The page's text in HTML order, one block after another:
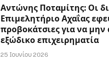
Αντώνης Ποταμίτης: Οι
Επιμελητήριο Αχαΐας
προβοκάτσιες για να
εξώδικο επιχειρηματία
25 Ιουνίου 2026